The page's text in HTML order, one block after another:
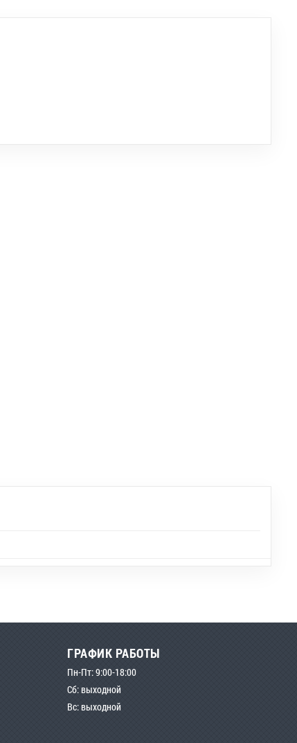
ГРАФИК РАБОТЫ
Пн-Пт: 9:00-18:00
Сб: выходной
Вс: выходной